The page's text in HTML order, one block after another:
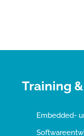
Training
Embedded-